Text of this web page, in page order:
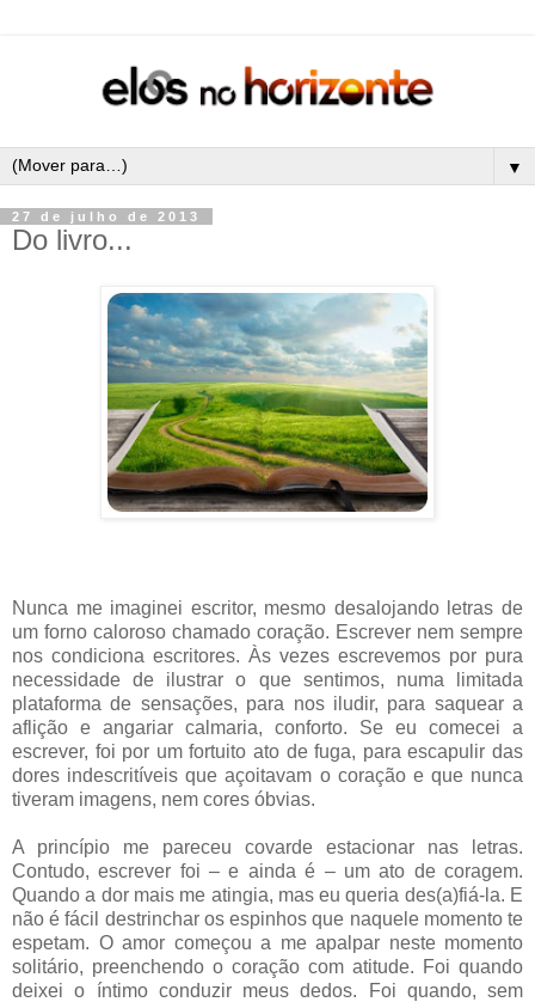
▼
27 de julho de 2013
Do livro...
Nunca me imaginei escritor, mesmo desalojando letras de
um forno caloroso chamado coração. Escrever nem sempre
nos condiciona escritores. Às vezes escrevemos por pura
necessidade de ilustrar o que sentimos, numa limitada
plataforma de sensações, para nos iludir, para saquear a
aflição e angariar calmaria, conforto. Se eu comecei a
escrever, foi por um fortuito ato de fuga, para escapulir das
dores indescritíveis que açoitavam o coração e que nunca
tiveram imagens, nem cores óbvias.
A princípio me pareceu covarde estacionar nas letras.
Contudo, escrever foi – e ainda é – um ato de coragem.
Quando a dor mais me atingia, mas eu queria des(a)fiá-la. E
não é fácil destrinchar os espinhos que naquele momento te
espetam. O amor começou a me apalpar neste momento
solitário, preenchendo o coração com atitude. Foi quando
deixei o íntimo conduzir meus dedos. Foi quando, sem